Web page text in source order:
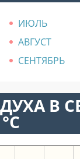
ИЮЛЬ
АВГУСТ
СЕНТЯБРЬ
В
°C